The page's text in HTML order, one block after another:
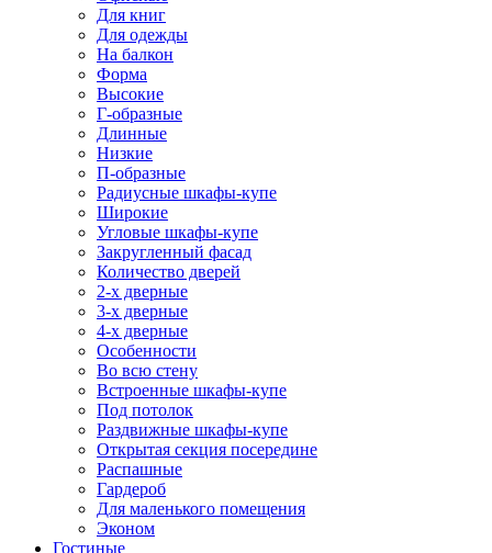
Для книг
Для одежды
На балкон
Форма
Высокие
Г-образные
Длинные
Низкие
П-образные
Радиусные шкафы-купе
Широкие
Угловые шкафы-купе
Закругленный фасад
Количество дверей
2-х дверные
3-х дверные
4-х дверные
Особенности
Во всю стену
Встроенные шкафы-купе
Под потолок
Раздвижные шкафы-купе
Открытая секция посередине
Распашные
Гардероб
Для маленького помещения
Эконом
Гостиные